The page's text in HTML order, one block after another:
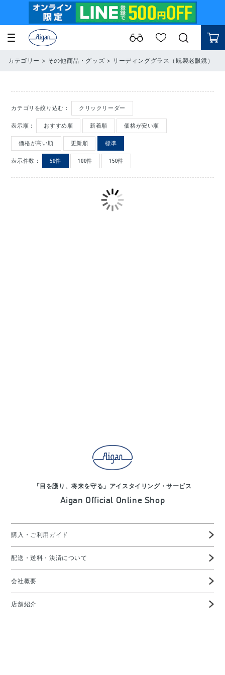
カテゴリー > その他商品・グッズ > リーディンググラス（既製老眼鏡）
カテゴリを絞り込む： クリックリーダー
表示順： おすすめ順 新着順 価格が安い順
価格が高い順 更新順 標準
表示件数： 50件 100件 150件
「目を護り、将来を守る」アイスタイリング・サービス
Aigan Official Online Shop
購入・ご利用ガイド
配送・送料・決済について
会社概要
店舗紹介